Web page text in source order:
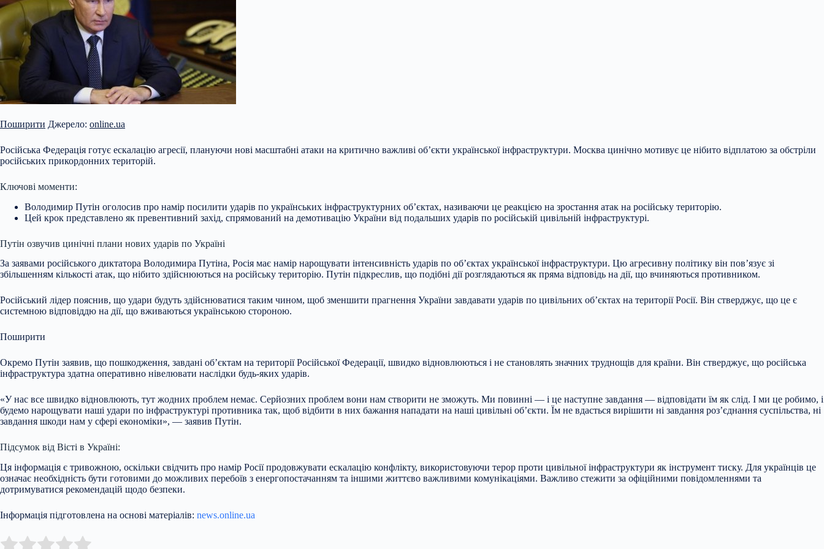
Поширити Джерело: online.ua
Російська Федерація готує ескалацію агресії, плануючи нові масштабні атаки на критично важливі об’єкти української інфраструктури. Москва цинічно мотивує це нібито відплатою за обстріли
російських прикордонних територій.
Ключові моменти:
Володимир Путін оголосив про намір посилити ударів по українських інфраструктурних об’єктах, називаючи це реакцією на зростання атак на російську територію.
Цей крок представлено як превентивний захід, спрямований на демотивацію України від подальших ударів по російській цивільній інфраструктурі.
Путін озвучив цинічні плани нових ударів по Україні
За заявами російського диктатора Володимира Путіна, Росія має намір нарощувати інтенсивність ударів по об’єктах української інфраструктури. Цю агресивну політику він пов’язує зі
збільшенням кількості атак, що нібито здійснюються на російську територію. Путін підкреслив, що подібні дії розглядаються як пряма відповідь на дії, що вчиняються противником.
Російський лідер пояснив, що удари будуть здійснюватися таким чином, щоб зменшити прагнення України завдавати ударів по цивільних об’єктах на території Росії. Він стверджує, що це є
системною відповіддю на дії, що вживаються українською стороною.
Поширити
Окремо Путін заявив, що пошкодження, завдані об’єктам на території Російської Федерації, швидко відновлюються і не становлять значних труднощів для країни. Він стверджує, що російська
інфраструктура здатна оперативно нівелювати наслідки будь-яких ударів.
«У нас все швидко відновлюють, тут жодних проблем немає. Серйозних проблем вони нам створити не зможуть. Ми повинні — і це наступне завдання — відповідати їм як слід. І ми це робимо, і
будемо нарощувати наші удари по інфраструктурі противника так, щоб відбити в них бажання нападати на наші цивільні об’єкти. Їм не вдасться вирішити ні завдання роз’єднання суспільства, ні
завдання шкоди нам у сфері економіки», — заявив Путін.
Підсумок від Вісті в Україні:
Ця інформація є тривожною, оскільки свідчить про намір Росії продовжувати ескалацію конфлікту, використовуючи терор проти цивільної інфраструктури як інструмент тиску. Для українців це
означає необхідність бути готовими до можливих перебоїв з енергопостачанням та іншими життєво важливими комунікаціями. Важливо стежити за офіційними повідомленнями та
дотримуватися рекомендацій щодо безпеки.
Інформація підготовлена на основі матеріалів: news.online.ua
Rate this item: